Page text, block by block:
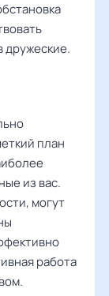
дружеские.
план
из вас.
могут
работа